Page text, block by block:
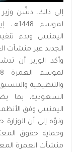
إلى ذلك، دشّن وزير
لموسم
اليمنيين وبدء
الجديد عبر منشآت
وأكد الوزير أن
والتنظيمية
السعودية، بما
اليمنيين وفق
ونوّه إلى أن
وحماية حقوق
منشآت العمرة